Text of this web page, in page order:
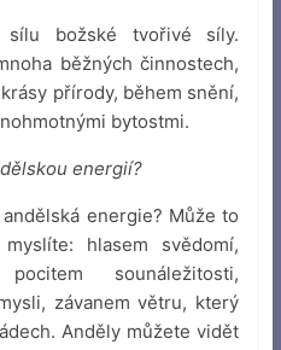
božské tvořivé síly.
běžných činnostech,
přírody, během snění,
bytostmi.
energií?
energie? Může to
hlasem svědomí,
sounáležitosti,
závanem větru, který
Anděly můžete vidět